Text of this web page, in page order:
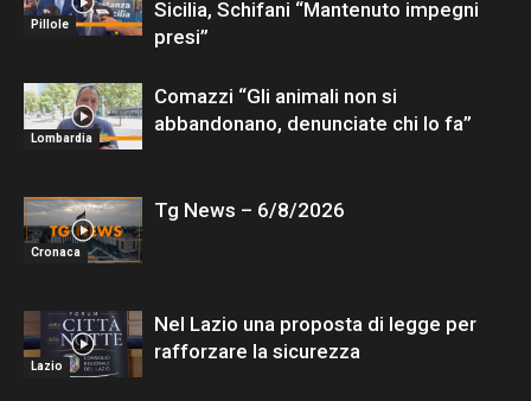
Pillole
Sicilia, Schifani “Mantenuto impegni
presi”
Lombardia
Comazzi “Gli animali non si
abbandonano, denunciate chi lo fa”
Cronaca
Tg News – 6/8/2026
Lazio
Nel Lazio una proposta di legge per
rafforzare la sicurezza